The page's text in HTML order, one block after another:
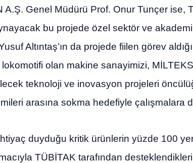
A.Ş. Genel Müdürü Prof. Onur Tunçer ise,
bu projede özel sektör ve
Altıntaş’ın da projede fiilen görev
olan makine sanayimizi,
teknoloji ve inovasyon projeleri
arasına sokma hedefiyle çalışmalara
duyduğu kritik ürünlerin yüzde 100
TÜBİTAK tarafından